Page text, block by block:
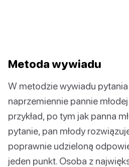
Metoda wywiadu
W metodzie wywiadu
naprzemiennie pannie
przykład, po tym jak panna
pytanie, pan młody
poprawnie udzieloną
jeden punkt. Osoba z